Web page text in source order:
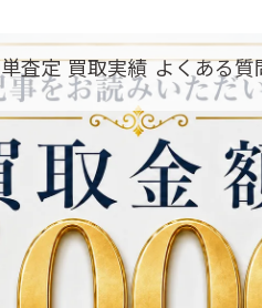
査定 買取実績 よくある質